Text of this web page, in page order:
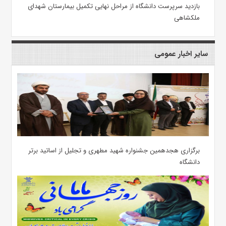
بازدید سرپرست دانشگاه از مراحل نهایی تکمیل بیمارستان شهدای
ملکشاهی
سایر اخبار عمومی
برگزاری هجدهمین جشنواره شهید مطهری و تجلیل از اساتید برتر
دانشگاه